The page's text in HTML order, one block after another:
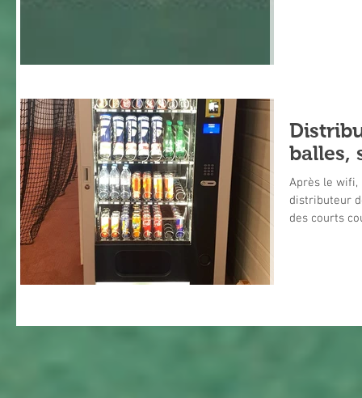
balles,
Après le wifi,
distributeur